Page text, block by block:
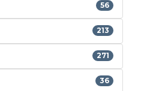
56
213
271
36